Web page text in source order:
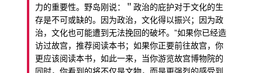
力的重要性。野岛刚说：＂政治的庇护对于文化的生
存是不可或缺的。因为政治，文化得以振兴；因为政
治，文化也可能遭到无法挽回的破坏。”如果你已经造
访过故宫，推荐阅读本书；如果你正要前往故宫，你
更应该阅读本书，如此一来，当你游览故宫博物院的